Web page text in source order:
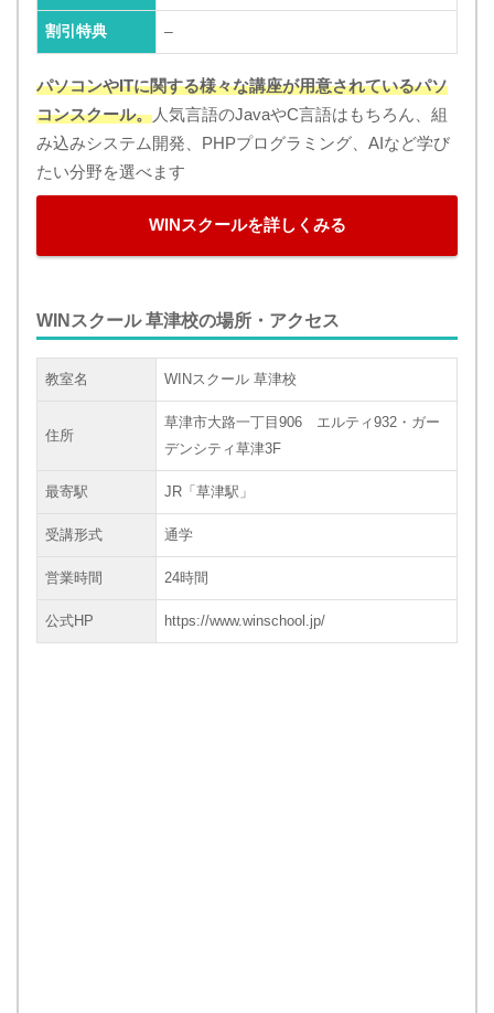
割引特典 –
パソコンやITに関する様々な講座が用意されているパソ
コンスクール。人気言語のJavaやC言語はもちろん、組
み込みシステム開発、PHPプログラミング、AIなど学び
たい分野を選べます
WINスクールを詳しくみる
WINスクール 草津校の場所・アクセス
教室名 WINスクール 草津校
住所
草津市大路一丁目906 エルティ932・ガー
デンシティ草津3F
最寄駅 JR「草津駅」
受講形式 通学
営業時間 24時間
公式HP https://www.winschool.jp/